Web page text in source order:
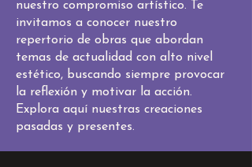
nuestro compromiso artístico. Te
invitamos a conocer nuestro
repertorio de obras que abordan
temas de actualidad con alto nivel
estético, buscando siempre provocar
la reflexión y motivar la acción.
Explora aquí nuestras creaciones
pasadas y presentes.